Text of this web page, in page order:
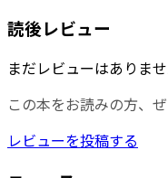
読後レビュー
まだレビューはありませ
この本をお読みの方、
レビューを投稿する